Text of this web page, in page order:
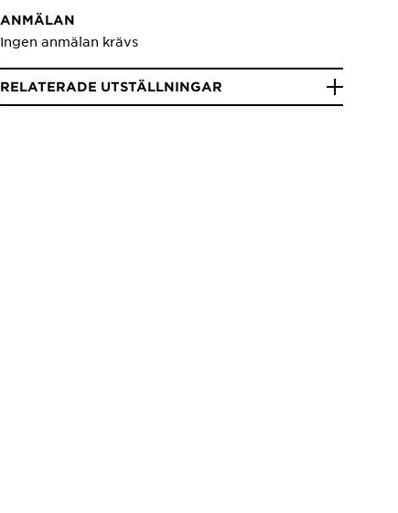
ANMÄLAN
Ingen anmälan krävs
RELATERADE UTSTÄLLNINGAR